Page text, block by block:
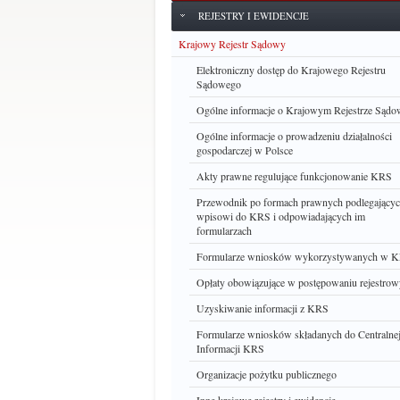
REJESTRY I EWIDENCJE
Krajowy Rejestr Sądowy
Elektroniczny dostęp do Krajowego Rejestru
Sądowego
Ogólne informacje o Krajowym Rejestrze
Ogólne informacje o prowadzeniu działalności
gospodarczej w Polsce
Akty prawne regulujące funkcjonowanie KRS
Przewodnik po formach prawnych
wpisowi do KRS i odpowiadających im
formularzach
Formularze wniosków wykorzystywanych w
Opłaty obowiązujące w postępowaniu
Uzyskiwanie informacji z KRS
Formularze wniosków składanych do Centralnej
Informacji KRS
Organizacje pożytku publicznego